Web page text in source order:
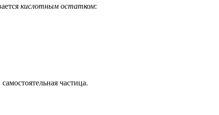
кислотным остатком:
частица.